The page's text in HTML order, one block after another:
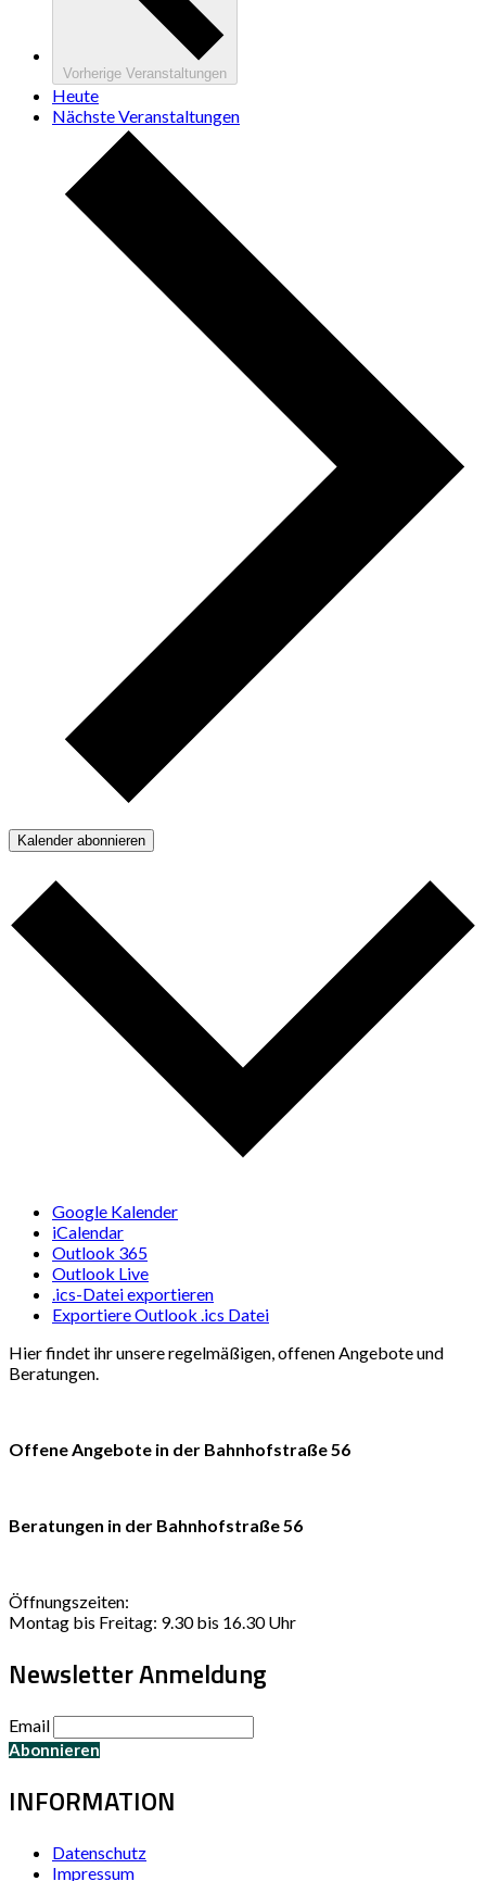
Vorherige Veranstaltungen
Heute
NächsteVeranstaltungen
Kalender abonnieren
Google Kalender
iCalendar
Outlook 365
Outlook Live
.ics-Datei exportieren
Exportiere Outlook .ics Datei
Hier findet ihr unsere regelmäßigen, offenen Angebote und
Beratungen.
Offene Angebote in der Bahnhofstraße 56
Beratungen in der Bahnhofstraße 56
Öffnungszeiten:
Montag bis Freitag: 9.30 bis 16.30 Uhr
Newsletter Anmeldung
Email
INFORMATION
Datenschutz
Impressum